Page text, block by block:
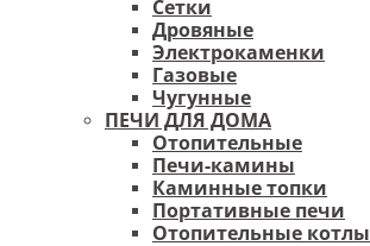
Сетки
Дровяные
Электрокаменки
Газовые
Чугунные
ПЕЧИ ДЛЯ ДОМА
Отопительные
Печи-камины
Каминные топки
Портативные печи
Отопительные котлы